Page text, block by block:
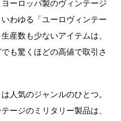
ーロッパ製のヴィンテージ
わゆる「ユーロヴィンテー
産数も少ないアイテムは、
も驚くほどの高値で取引さ
人気のジャンルのひとつ。
ージのミリタリー製品は、